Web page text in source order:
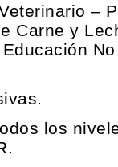
–
Carne y
los